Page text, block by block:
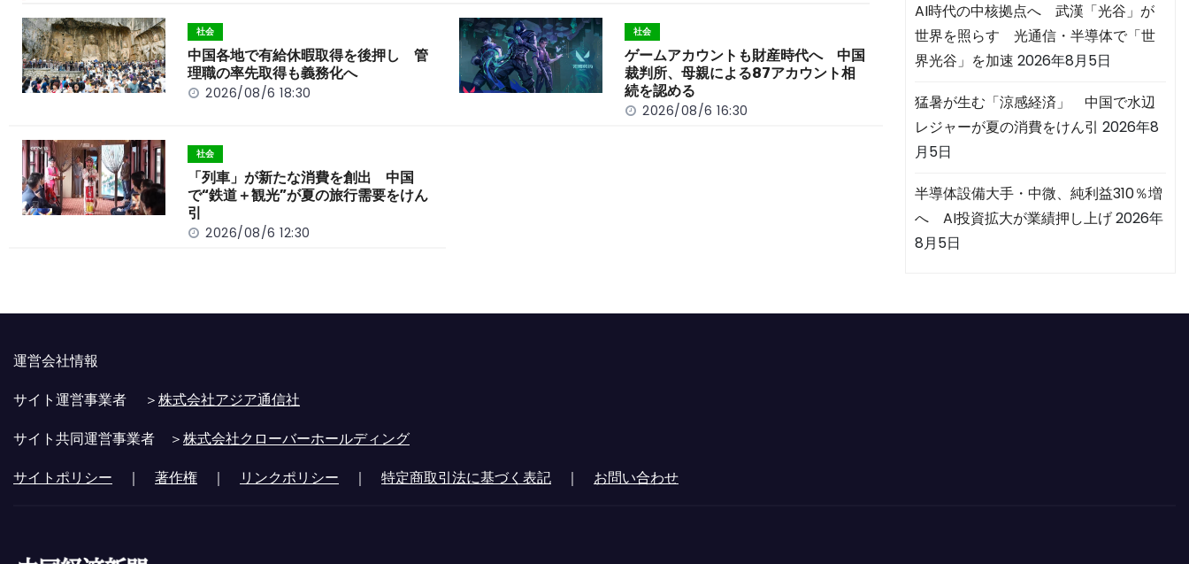
o
o
k
k
社会
中国各地で有給休暇取得を後押し 管
理職の率先取得も義務化へ
2026/08/6 18:30
社会
ゲームアカウントも財産時代へ 中国
裁判所、母親による87アカウント相
続を認める
2026/08/6 16:30
社会
「列車」が新たな消費を創出 中国
で“鉄道＋観光”が夏の旅行需要をけん
引
2026/08/6 12:30
AI時代の中核拠点へ 武漢「光谷」が
世界を照らす 光通信・半導体で「世
界光谷」を加速 2026年8月5日
猛暑が生む「涼感経済」 中国で水辺
レジャーが夏の消費をけん引 2026年8
月5日
半導体設備大手・中微、純利益310％増
へ AI投資拡大が業績押し上げ2026年
8月5日
運営会社情報
サイト運営事業者 ＞株式会社アジア通信社
サイト共同運営事業者 ＞株式会社クローバーホールディング
サイトポリシー ｜ 著作権 ｜ リンクポリシー ｜ 特定商取引法に基づく表記 ｜ お問い合わせ